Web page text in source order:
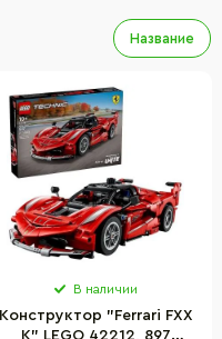
Название
В наличии
Конструктор "Ferrari FXX
K" LEGO 42212, 897